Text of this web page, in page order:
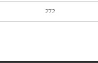
272